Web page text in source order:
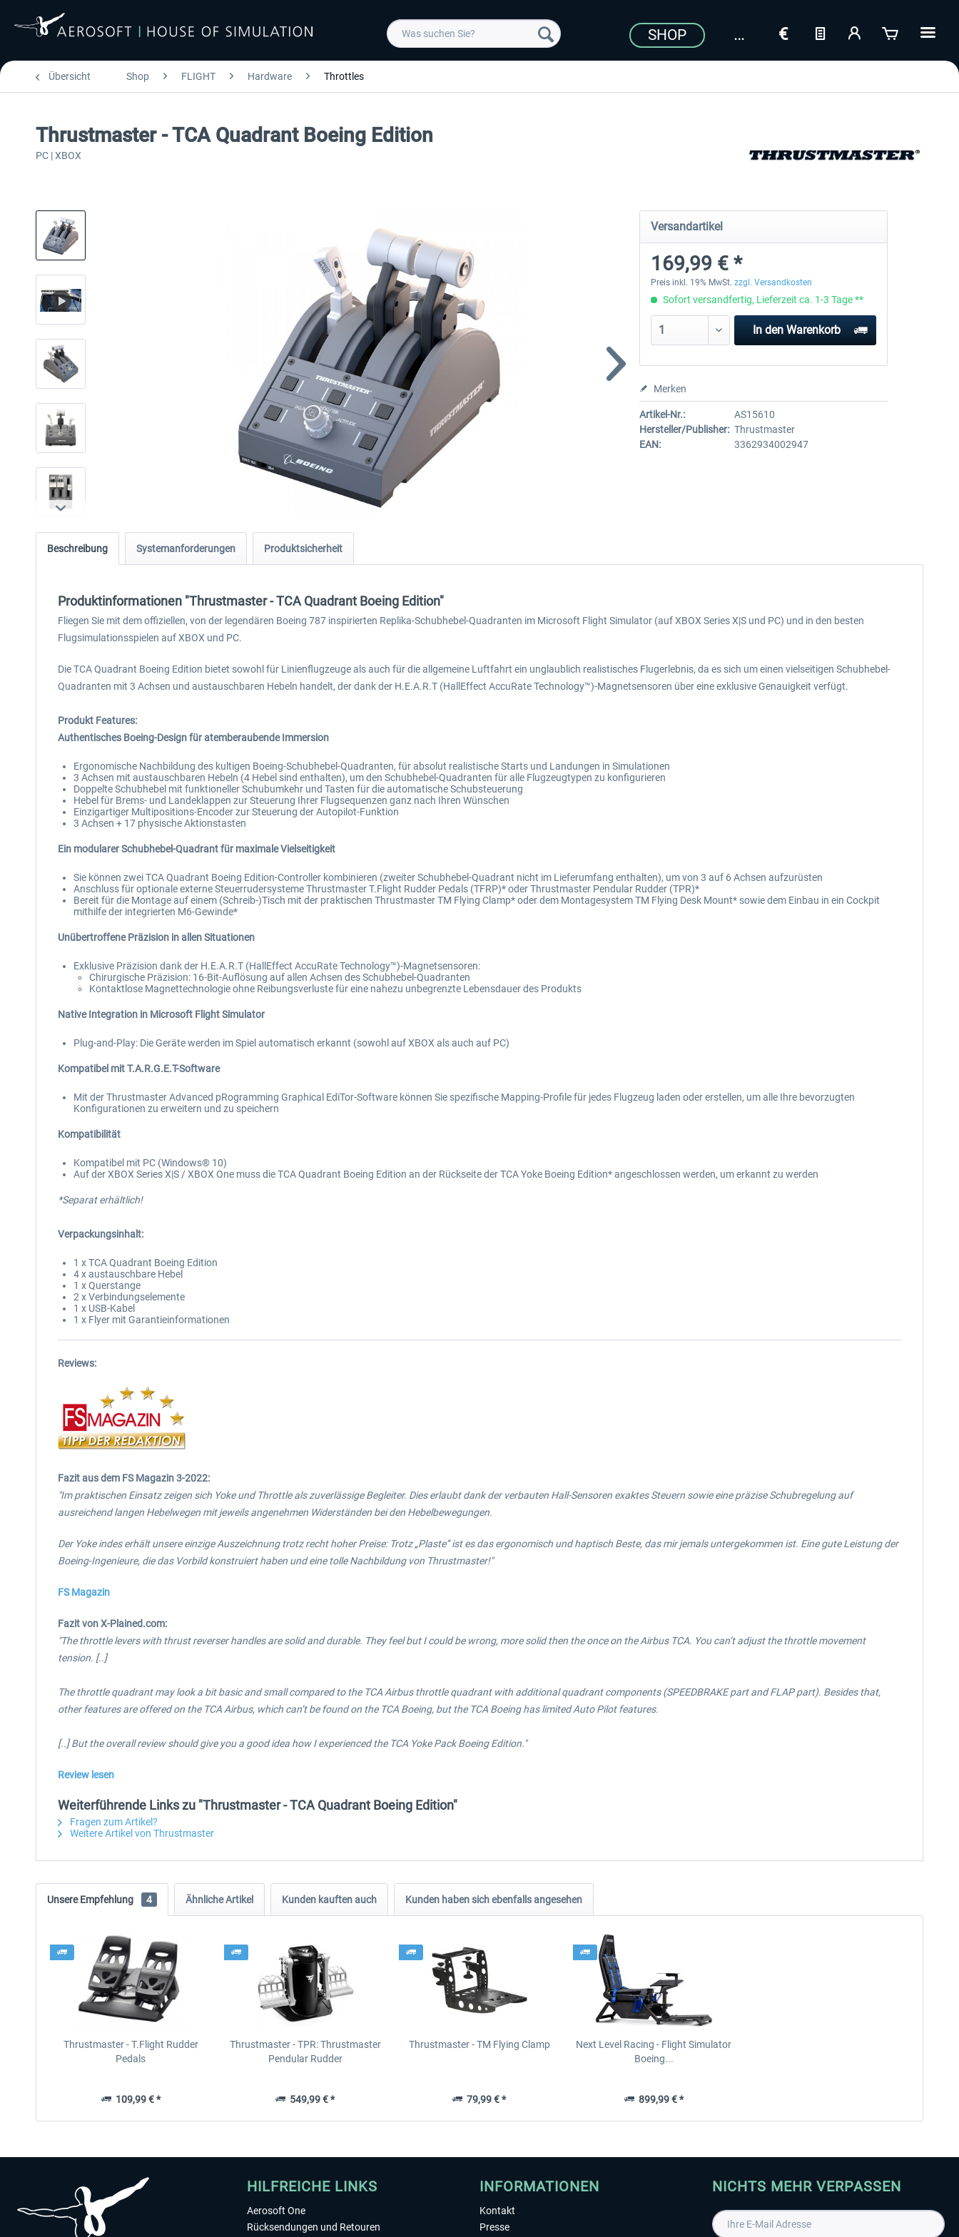
SHOP
Übersicht Shop FLIGHT Hardware Throttles
Thrustmaster - TCA Quadrant Boeing Edition
PC | XBOX
Versandartikel
169,99 € *
Preis inkl. 19% MwSt. zzgl. Versandkosten
Sofort versandfertig, Lieferzeit ca. 1-3 Tage **
In den Warenkorb
Merken
Artikel-Nr.:
AS15610
Hersteller/Publisher: Thrustmaster
EAN:
3362934002947
Beschreibung Systemanforderungen Produktsicherheit
Produktinformationen "Thrustmaster - TCA Quadrant Boeing Edition"
Fliegen Sie mit dem offiziellen, von der legendären Boeing 787 inspirierten Replika-Schubhebel-Quadranten im Microsoft Flight Simulator (auf XBOX Series X|S und PC) und in den besten
Flugsimulationsspielen auf XBOX und PC.
Die TCA Quadrant Boeing Edition bietet sowohl für Linienflugzeuge als auch für die allgemeine Luftfahrt ein unglaublich realistisches Flugerlebnis, da es sich um einen vielseitigen Schubhebel-
Quadranten mit 3 Achsen und austauschbaren Hebeln handelt, der dank der H.E.A.R.T (HallEffect AccuRate Technology™)-Magnetsensoren über eine exklusive Genauigkeit verfügt.
Produkt Features:
Authentisches Boeing-Design für atemberaubende Immersion
Ergonomische Nachbildung des kultigen Boeing-Schubhebel-Quadranten, für absolut realistische Starts und Landungen in Simulationen
3 Achsen mit austauschbaren Hebeln (4 Hebel sind enthalten), um den Schubhebel-Quadranten für alle Flugzeugtypen zu konfigurieren
Doppelte Schubhebel mit funktioneller Schubumkehr und Tasten für die automatische Schubsteuerung
Hebel für Brems- und Landeklappen zur Steuerung Ihrer Flugsequenzen ganz nach Ihren Wünschen
Einzigartiger Multipositions-Encoder zur Steuerung der Autopilot-Funktion
3 Achsen + 17 physische Aktionstasten
Ein modularer Schubhebel-Quadrant für maximale Vielseitigkeit
Sie können zwei TCA Quadrant Boeing Edition-Controller kombinieren (zweiter Schubhebel-Quadrant nicht im Lieferumfang enthalten), um von 3 auf 6 Achsen aufzurüsten
Anschluss für optionale externe Steuerrudersysteme Thrustmaster T.Flight Rudder Pedals (TFRP)* oder Thrustmaster Pendular Rudder (TPR)*
Bereit für die Montage auf einem (Schreib-)Tisch mit der praktischen Thrustmaster TM Flying Clamp* oder dem Montagesystem TM Flying Desk Mount* sowie dem Einbau in ein Cockpit
mithilfe der integrierten M6-Gewinde*
Unübertroffene Präzision in allen Situationen
Exklusive Präzision dank der H.E.A.R.T (HallEffect AccuRate Technology™)-Magnetsensoren:
Chirurgische Präzision: 16-Bit-Auflösung auf allen Achsen des Schubhebel-Quadranten
Kontaktlose Magnettechnologie ohne Reibungsverluste für eine nahezu unbegrenzte Lebensdauer des Produkts
Native Integration in Microsoft Flight Simulator
Plug-and-Play: Die Geräte werden im Spiel automatisch erkannt (sowohl auf XBOX als auch auf PC)
Kompatibel mit T.A.R.G.E.T-Software
Mit der Thrustmaster Advanced pRogramming Graphical EdiTor-Software können Sie spezifische Mapping-Profile für jedes Flugzeug laden oder erstellen, um alle Ihre bevorzugten
Konfigurationen zu erweitern und zu speichern
Kompatibilität
Kompatibel mit PC (Windows® 10)
Auf der XBOX Series X|S / XBOX One muss die TCA Quadrant Boeing Edition an der Rückseite der TCA Yoke Boeing Edition* angeschlossen werden, um erkannt zu werden
*Separat erhältlich!
Verpackungsinhalt:
1 x TCA Quadrant Boeing Edition
4 x austauschbare Hebel
1 x Querstange
2 x Verbindungselemente
1 x USB-Kabel
1 x Flyer mit Garantieinformationen
Reviews:
Fazit aus dem FS Magazin 3-2022:
"Im praktischen Einsatz zeigen sich Yoke und Throttle als zuverlässige Begleiter. Dies erlaubt dank der verbauten Hall-Sensoren exaktes Steuern sowie eine präzise Schubregelung auf
ausreichend langen Hebelwegen mit jeweils angenehmen Widerständen bei den Hebelbewegungen.
Der Yoke indes erhält unsere einzige Auszeichnung trotz recht hoher Preise: Trotz „Plaste” ist es das ergonomisch und haptisch Beste, das mir jemals untergekommen ist. Eine gute Leistung der
Boeing-Ingenieure, die das Vorbild konstruiert haben und eine tolle Nachbildung von Thrustmaster!"
FS Magazin
Fazit von X-Plained.com:
"The throttle levers with thrust reverser handles are solid and durable. They feel but I could be wrong, more solid then the once on the Airbus TCA. You can’t adjust the throttle movement
tension. [..]
The throttle quadrant may look a bit basic and small compared to the TCA Airbus throttle quadrant with additional quadrant components (SPEEDBRAKE part and FLAP part). Besides that,
other features are offered on the TCA Airbus, which can’t be found on the TCA Boeing, but the TCA Boeing has limited Auto Pilot features.
[..] But the overall review should give you a good idea how I experienced the TCA Yoke Pack Boeing Edition."
Review lesen
Weiterführende Links zu "Thrustmaster - TCA Quadrant Boeing Edition"
Fragen zum Artikel?
Weitere Artikel von Thrustmaster
Unsere Empfehlung 4 Ähnliche Artikel Kunden kauften auch Kunden haben sich ebenfalls angesehen
Thrustmaster - T.Flight Rudder
Pedals
109,99 € *
Thrustmaster - TPR: Thrustmaster
Pendular Rudder
549,99 € *
Thrustmaster - TM Flying Clamp
79,99 € *
Next Level Racing - Flight Simulator
Boeing...
899,99 € *
HILFREICHE LINKS
Aerosoft One
Rücksendungen und Retouren
INFORMATIONEN
Kontakt
Presse
NICHTS MEHR VERPASSEN